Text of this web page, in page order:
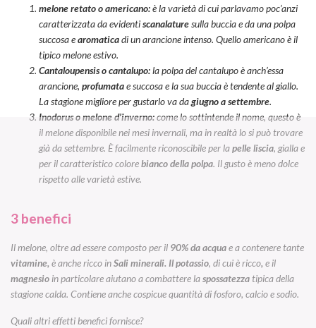
melone retato o americano:è la varietà di cui parlavamo poc’anzi
caratterizzata da evidentiscanalaturesulla buccia e da una polpa
succosa earomaticadi un arancione intenso. Quello americano è il
tipico melone estivo.
Cantaloupensis o cantalupo:la polpa del cantalupo è anch’essa
arancione, profumatae succosa e la sua buccia è tendente al giallo.
La stagione migliore per gustarlo va dagiugno a settembre.
Inodorus o meloned’inverno:come lo sottintende il nome, questo è
il melone disponibile nei mesi invernali, ma in realtà lo si può trovare
già da settembre. È facilmente riconoscibile per lapelle liscia, gialla e
per il caratteristico colorebianco della polpa. Il gusto è meno dolce
rispetto alle varietà estive.
3 benefici
Il melone, oltre ad essere composto per il 90% da acquae a contenere tante
vitamine, è anche ricco inSali minerali. Il potassio, di cui è ricco, e il
magnesio in particolare aiutano a combattere laspossatezzatipica della
stagione calda. Contiene anche cospicue quantità di fosforo, calcio e sodio.
Quali altri effetti benefici fornisce?